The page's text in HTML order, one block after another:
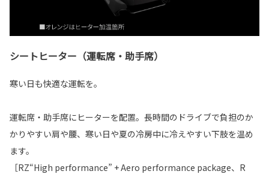
シートヒーター（運転席・助手席）
寒い日も快適な運転を。
運転席・助手席にヒーターを配置。長時間のドライブで負担のか
かりやすい肩や腰、寒い日や夏の冷房中に冷えやすい下肢を温め
ます。
［RZ“High performance” + Aero performance package、R